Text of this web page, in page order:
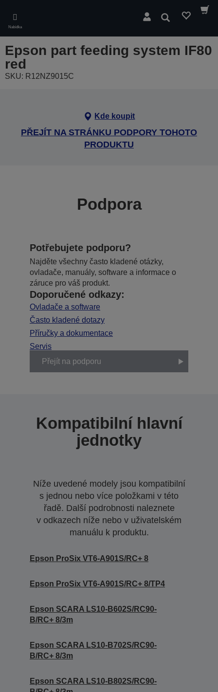
main
content
Nabídka
Hledat
Epson part feeding system IF80
red
SKU: R12NZ9015C
Kde koupit
PŘEJÍT NA STRÁNKU PODPORY TOHOTO
PRODUKTU
Podpora
Potřebujete podporu?
Najděte všechny často kladené otázky,
ovladače, manuály, software a informace o
záruce pro váš produkt.
Doporučené odkazy:
Ovladače a software
Často kladené dotazy
Příručky a dokumentace
Servis
Přejít na podporu
Kompatibilní hlavní
jednotky
Níže uvedené modely jsou kompatibilní
s jednou nebo více položkami v této
řadě. Další podrobnosti naleznete
v odkazech níže nebo v uživatelském
manuálu k produktu.
Epson ProSix VT6-A901S/RC+ 8
Epson ProSix VT6-A901S/RC+ 8/TP4
Epson SCARA LS10-B602S/RC90-
B/RC+ 8/3m
Epson SCARA LS10-B702S/RC90-
B/RC+ 8/3m
Epson SCARA LS10-B802S/RC90-